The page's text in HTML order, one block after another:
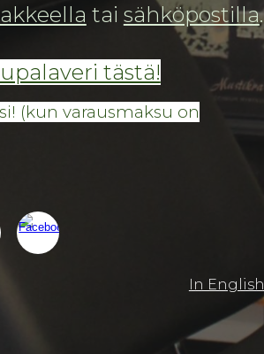
tai sähköpostilla.
tästä!
(kun varausmaksu on
In English